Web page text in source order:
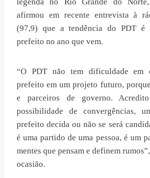
afirmou em recente entrevista à
(97,9) que a tendência do PDT é
prefeito no ano que vem.
“O PDT não tem dificuldade em
prefeito em um projeto futuro,
e parceiros de governo.
possibilidade de convergências,
prefeito decida ou não se será
é uma partido de uma pessoa, é um
mentes que pensam e definem
ocasião.